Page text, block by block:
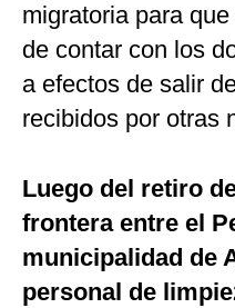
migratoria para
de contar con los
a efectos de salir
recibidos por otras
Luego del retiro
frontera entre el
municipalidad de
personal de